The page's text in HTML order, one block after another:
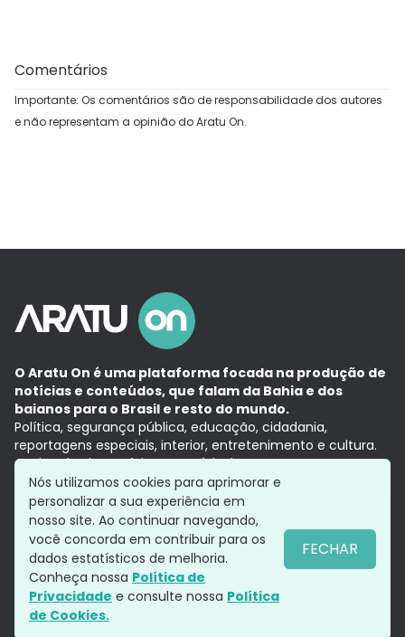
Comentários
Importante: Os comentários são de responsabilidade dos autores
e não representam a opinião do Aratu On.
O Aratu On é uma plataforma focada na produção de
notícias e conteúdos, que falam da Bahia e dos
baianos para o Brasil e resto do mundo.
Política, segurança pública, educação, cidadania,
reportagens especiais, interior, entretenimento e cultura.
Aqui, tudo vira notícia e a notícia é no tempo presente,
com a credibilidade do Grupo Aratu.
Grupo Aratu
Política de privacidade
Siga-nos
Nós utilizamos cookies para aprimorar e
personalizar a sua experiência em
nosso site. Ao continuar navegando,
você concorda em contribuir para os
dados estatísticos de melhoria.
Conheça nossa Política de
Privacidade e consulte nossa Política
de Cookies.
FECHAR